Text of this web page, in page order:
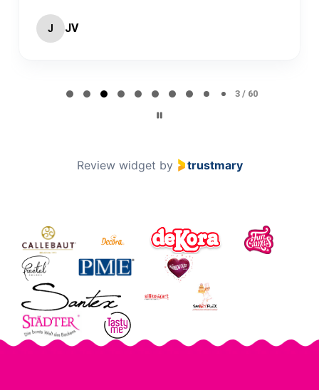
J JV
3 / 60
Review widget by trustmary